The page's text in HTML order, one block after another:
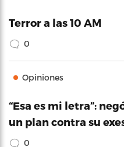
Terror a las 10 AM
0
Opiniones
“Esa es mi letra”:
un plan contra su
0